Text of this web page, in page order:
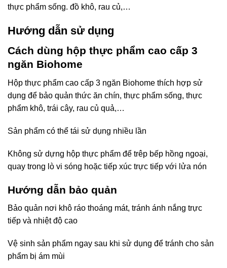
thực phẩm sống. đồ khô, rau củ,…
Hướng dẫn sử dụng
Cách dùng hộp thực phẩm cao cấp 3
ngăn Biohome
Hộp thực phẩm cao cấp 3 ngăn Biohome thích hợp sử
dụng để bảo quản thức ăn chín, thực phẩm sống, thực
phẩm khô, trái cây, rau củ quả,…
Sản phẩm có thể tái sử dụng nhiều lần
Không sử dựng hộp thực phẩm để trêp bếp hồng ngoại,
quay trong lò vi sóng hoặc tiếp xúc trực tiếp với lửa nón
Hướng dẫn bảo quản
Bảo quản nơi khô ráo thoáng mát, tránh ánh nắng trực
tiếp và nhiệt độ cao
Vệ sinh sản phẩm ngay sau khi sử dụng để tránh cho sản
phẩm bị ám mùi